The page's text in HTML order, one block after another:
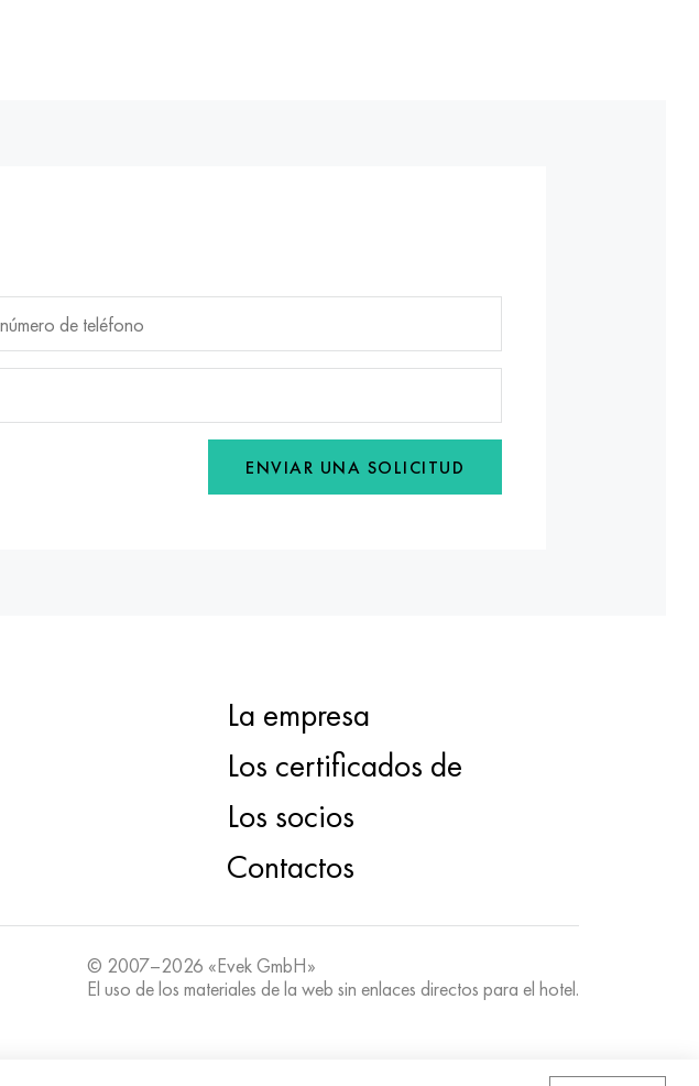
ENVIAR UNA SOLICITUD
La empresa
Los certificados de
Los socios
Contactos
© 2007–2026 «Evek GmbH»
El uso de los materiales de la web sin enlaces directos para el hotel.